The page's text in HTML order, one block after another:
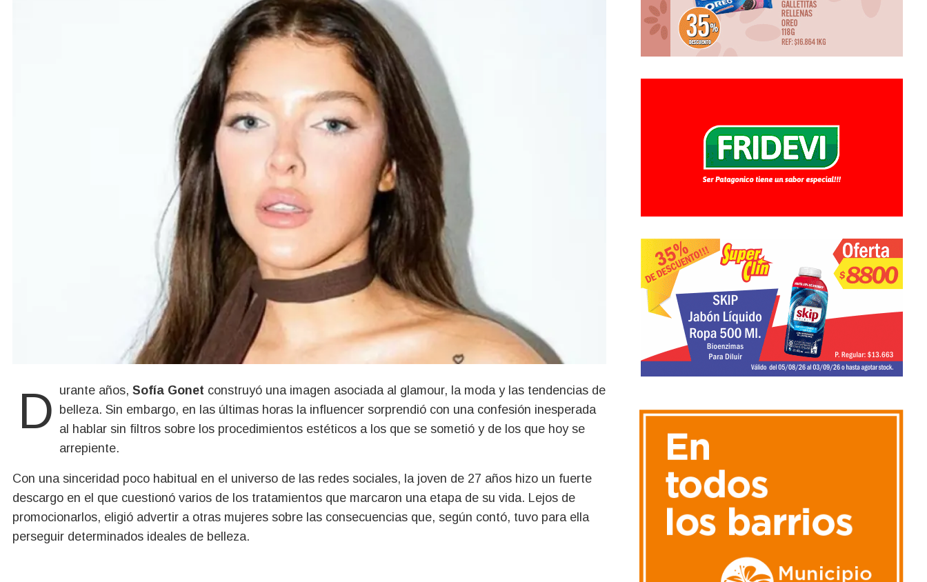
Durante años, Sofía Gonet construyó una imagen asociada al glamour, la moda y las tendencias de
belleza. Sin embargo, en las últimas horas la influencer sorprendió con una confesión inesperada
al hablar sin filtros sobre los procedimientos estéticos a los que se sometió y de los que hoy se
arrepiente.
Con una sinceridad poco habitual en el universo de las redes sociales, la joven de 27 años hizo un fuerte
descargo en el que cuestionó varios de los tratamientos que marcaron una etapa de su vida. Lejos de
promocionarlos, eligió advertir a otras mujeres sobre las consecuencias que, según contó, tuvo para ella
perseguir determinados ideales de belleza.